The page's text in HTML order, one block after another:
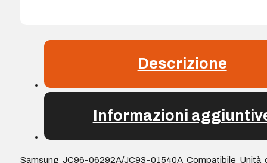
Descrizione
Informazioni
Samsung JC96-06292A/JC93-01540A Compatibile Unità